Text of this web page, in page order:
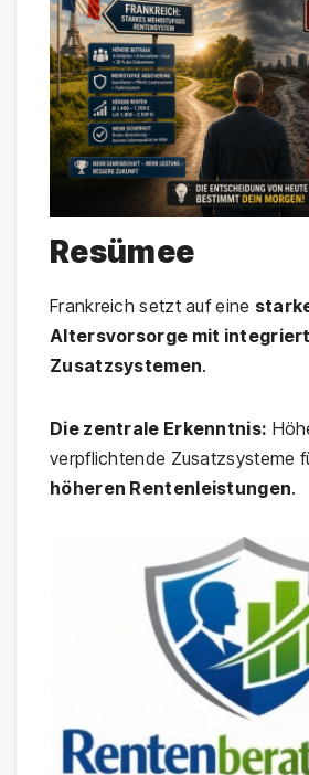
Resümee
Frankreich setzt auf eine
Altersvorsorge mit
Zusatzsystemen.
Die zentrale Erkenntnis:
verpflichtende Zusatzsysteme
höheren Rentenleistungen.